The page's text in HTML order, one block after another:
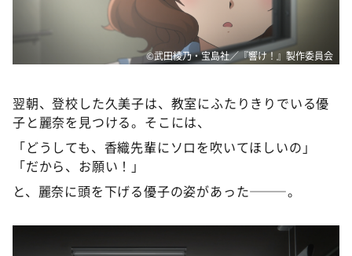
©武田綾乃・宝島社／『響け！』製作委員会
翌朝、登校した久美子は、教室にふたりきりでいる優
子と麗奈を見つける。そこには、
「どうしても、香織先輩にソロを吹いてほしいの」
「だから、お願い！」
と、麗奈に頭を下げる優子の姿があった———。